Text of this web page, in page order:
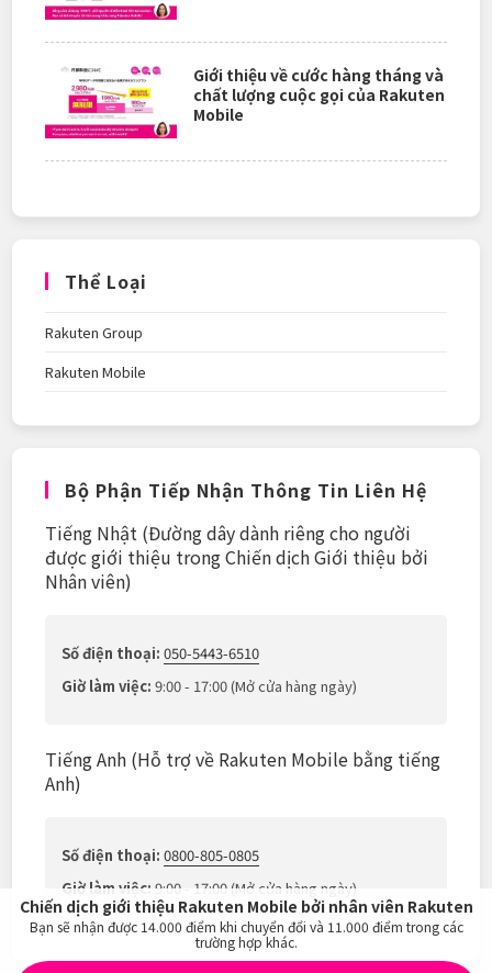
Giới thiệu về cước hàng tháng và
chất lượng cuộc gọi của Rakuten
Mobile
Thể Loại
Rakuten Group
Rakuten Mobile
Bộ Phận Tiếp Nhận Thông Tin Liên Hệ
Tiếng Nhật (Đường dây dành riêng cho người
được giới thiệu trong Chiến dịch Giới thiệu bởi
Nhân viên)
Số điện thoại:050-5443-6510
Giờ làm việc:9:00 - 17:00 (Mở cửa hàng ngày)
Tiếng Anh (Hỗ trợ về Rakuten Mobile bằng tiếng
Anh)
Số điện thoại:0800-805-0805
Giờ làm việc:9:00 - 17:00 (Mở cửa hàng ngày)
Chiến dịch giới thiệu Rakuten Mobile bởi nhân viên Rakuten
Bạn sẽ nhận được 14.000 điểm khi chuyển đổi và 11.000 điểm trong các
trường hợp khác.